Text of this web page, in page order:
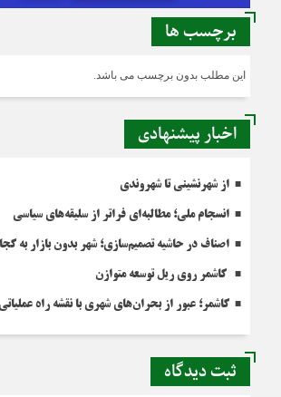
برچسب ها
این مطلب بدون برچسب می باشد.
اخبار پیشنهادی
از شهرنشینی تا شهروندی
انسجام ملی؛ مطالبه‌ای فراتر از سلیقه‌های سیاسی
اصناف در حاشیه تصمیم‌سازی؛ شهر بدون بازار به
کاشمر روی ریل توسعه متوازن
کاشمر؛ عبور از بحران‌های شهری با نقشه راه عملیاتی
ثبت دیدگاه